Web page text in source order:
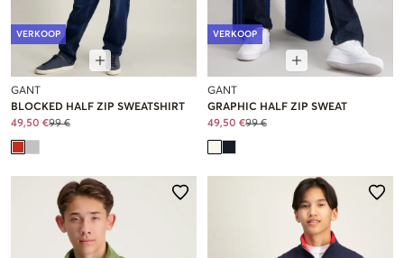
VERKOOP
GANT
BLOCKED HALF ZIP SWEATSHIRT
49,50 €99 €
VERKOOP
GANT
GRAPHIC HALF ZIP SWEAT
49,50 €99 €